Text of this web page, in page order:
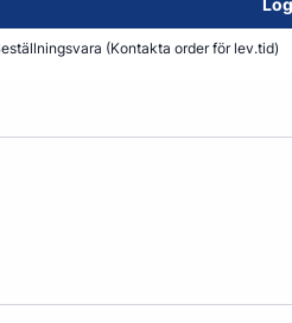
Smörjmedel, Kemikalier &
Alkylatbensin
(Kontakta order för lev.tid)